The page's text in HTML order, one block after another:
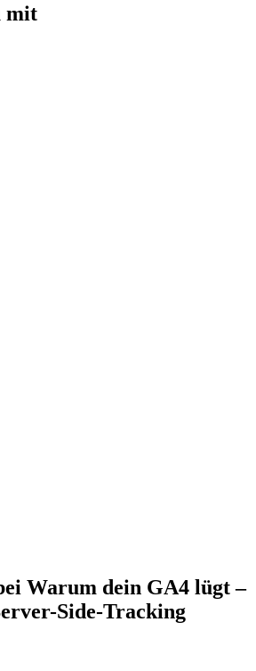
mit
Warum dein GA4 lügt –
Side-Tracking